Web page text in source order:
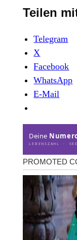
Teilen
Telegram
X
Facebook
WhatsApp
E-Mail
Deine
LEBENSZAHL ·